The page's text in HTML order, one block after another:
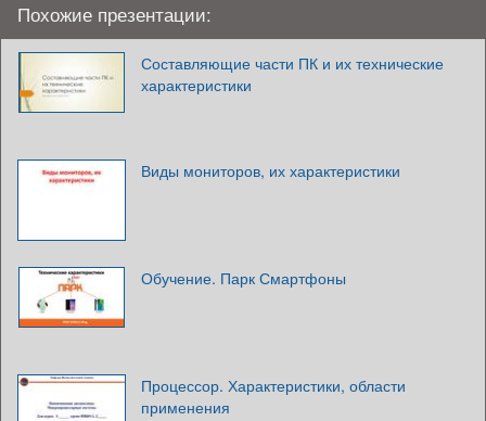
Похожие презентации:
Составляющие части ПК и их технические
характеристики
Виды мониторов, их характеристики
Обучение. Парк Смартфоны
Процессор. Характеристики, области
применения